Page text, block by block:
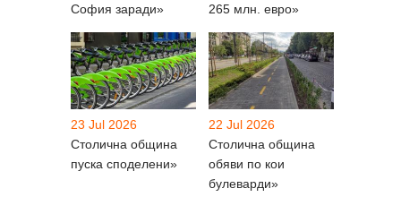
София заради»
265 млн. евро»
23 Jul 2026
Столична община
пуска споделени»
22 Jul 2026
Столична община
обяви по кои
булеварди»